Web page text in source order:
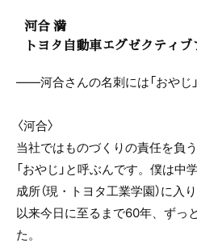
河合 満
トヨタ自動車エグゼクティブ
――河合さんの名刺には「おやじ
〈河合〉
当社ではものづくりの責任を負
「おやじ」と呼ぶんです。僕は
成所（現・トヨタ工業学園）に入
以来今日に至るまで60年、ずっ
た。